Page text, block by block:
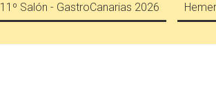
11º Salón - GastroCanarias 2026